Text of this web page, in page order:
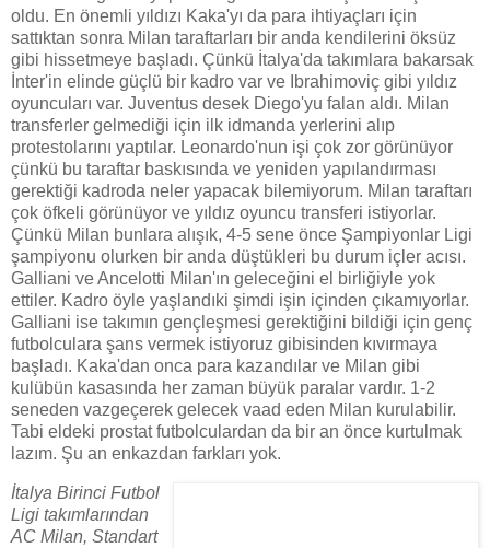
oldu. En önemli yıldızı Kaka'yı da para ihtiyaçları için
sattıktan sonra Milan taraftarları bir anda kendilerini öksüz
gibi hissetmeye başladı. Çünkü İtalya'da takımlara bakarsak
İnter'in elinde güçlü bir kadro var ve Ibrahimoviç gibi yıldız
oyuncuları var. Juventus desek Diego'yu falan aldı. Milan
transferler gelmediği için ilk idmanda yerlerini alıp
protestolarını yaptılar. Leonardo'nun işi çok zor görünüyor
çünkü bu taraftar baskısında ve yeniden yapılandırması
gerektiği kadroda neler yapacak bilemiyorum. Milan taraftarı
çok öfkeli görünüyor ve yıldız oyuncu transferi istiyorlar.
Çünkü Milan bunlara alışık, 4-5 sene önce Şampiyonlar Ligi
şampiyonu olurken bir anda düştükleri bu durum içler acısı.
Galliani ve Ancelotti Milan'ın geleceğini el birliğiyle yok
ettiler. Kadro öyle yaşlandıki şimdi işin içinden çıkamıyorlar.
Galliani ise takımın gençleşmesi gerektiğini bildiği için genç
futbolculara şans vermek istiyoruz gibisinden kıvırmaya
başladı. Kaka'dan onca para kazandılar ve Milan gibi
kulübün kasasında her zaman büyük paralar vardır. 1-2
seneden vazgeçerek gelecek vaad eden Milan kurulabilir.
Tabi eldeki prostat futbolculardan da bir an önce kurtulmak
lazım. Şu an enkazdan farkları yok.
İtalya Birinci Futbol
Ligi takımlarından
AC Milan, Standart